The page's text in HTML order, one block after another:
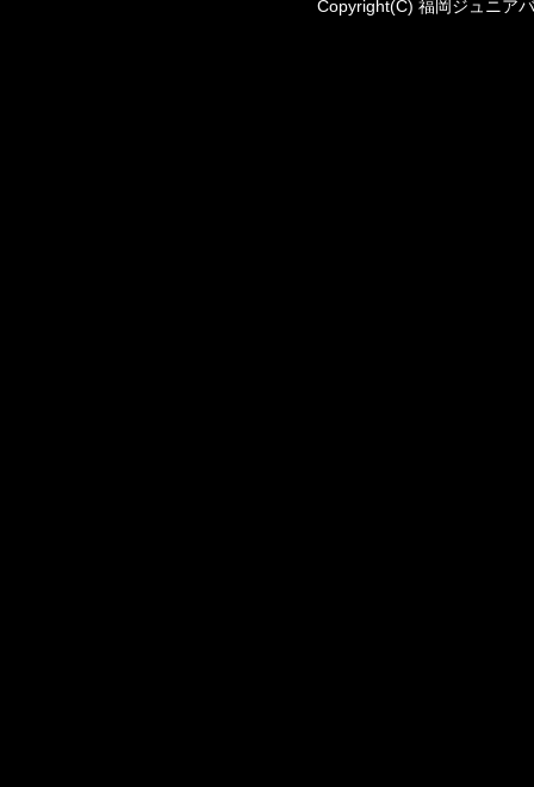
Copyright(C) 福岡ジュニア